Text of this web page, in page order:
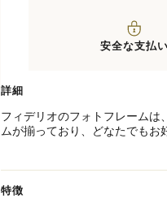
安全な支払い
詳細
フィデリオのフォトフレームは
ムが揃っており、どなたでもお
木製フレームの裏面には、簡単
のフォトフレームには保護用の
特徴